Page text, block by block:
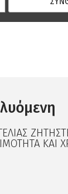
ΚΑΙ